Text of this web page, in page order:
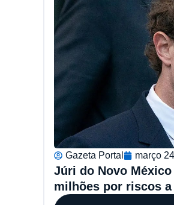
Gazeta Portal março
Júri do Novo México
milhões por riscos